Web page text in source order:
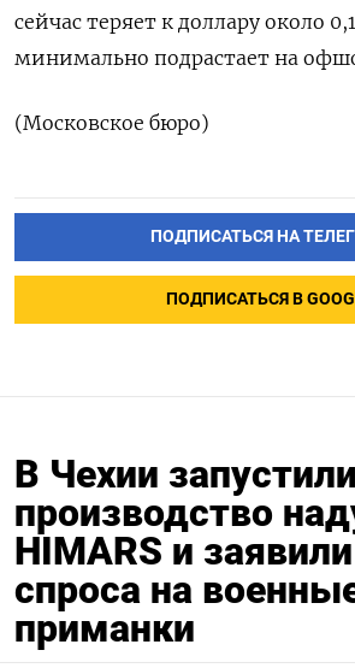
сейчас теряет к доллару около
минимально подрастает на
(Московское бюро)
ПОДПИСАТЬСЯ НА
ПОДПИСАТЬСЯ В
В Чехии запустили
производство
HIMARS и
спроса на
приманки